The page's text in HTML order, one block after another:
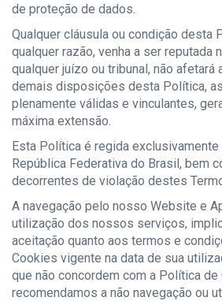
de proteção de dados.
Qualquer cláusula ou condição desta
qualquer razão, venha a ser reputada
qualquer juízo ou tribunal, não afetará
demais disposições desta Política,
plenamente válidas e vinculantes,
máxima extensão.
Esta Política é regida
República Federativa do Brasil, bem
decorrentes de violação destes
A navegação pelo nosso Website e
utilização dos nossos serviços,
aceitação quanto aos termos e
Cookies vigente na data de sua
que não concordem com a Política de
recomendamos a não navegação ou